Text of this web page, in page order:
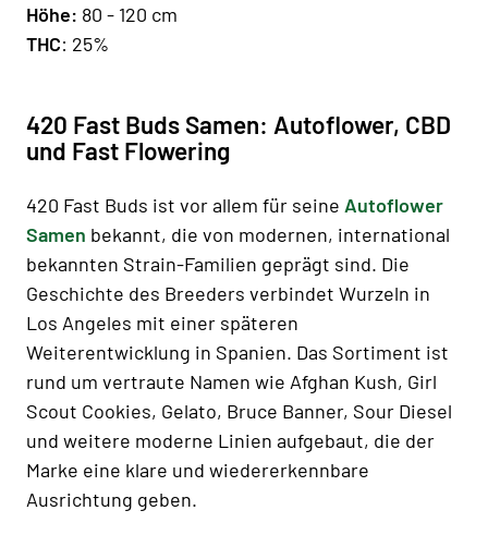
Höhe: 80 - 120 cm
THC: 25%
420 Fast Buds Samen: Autoflower, CBD
und Fast Flowering
420 Fast Buds ist vor allem für seine Autoflower
Samen bekannt, die von modernen, international
bekannten Strain-Familien geprägt sind. Die
Geschichte des Breeders verbindet Wurzeln in
Los Angeles mit einer späteren
Weiterentwicklung in Spanien. Das Sortiment ist
rund um vertraute Namen wie Afghan Kush, Girl
Scout Cookies, Gelato, Bruce Banner, Sour Diesel
und weitere moderne Linien aufgebaut, die der
Marke eine klare und wiedererkennbare
Ausrichtung geben.